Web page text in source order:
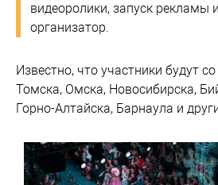
видеоролики, запуск рекламы
организатор.
Известно, что участники будут
Томска, Омска, Новосибирска,
Горно-Алтайска, Барнаула и